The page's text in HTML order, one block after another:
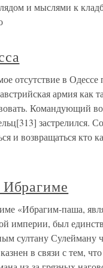
и мыслями к
отсутствие в
армия как
Командующий
застрелился.
и возвращаться кто
«Ибрагим-паша,
империи, был
султану Сулейману
в связи с тем,